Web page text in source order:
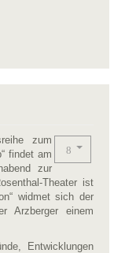
zum
findet am
zur
Theater ist
widmet sich der
Arzberger einem
Entwicklungen